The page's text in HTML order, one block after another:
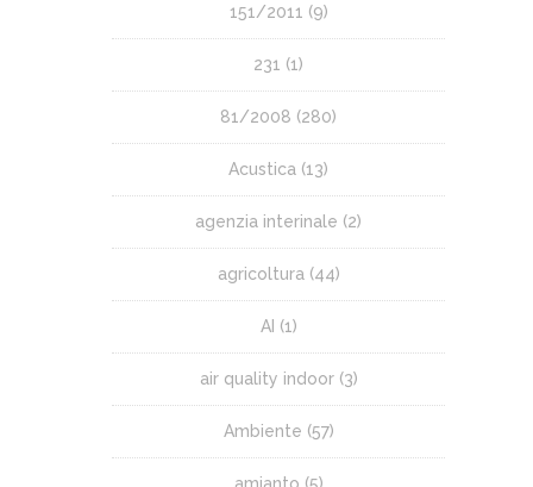
151/2011 (9)
231 (1)
81/2008 (280)
Acustica (13)
agenzia interinale (2)
agricoltura (44)
AI (1)
air quality indoor(3)
Ambiente (57)
amianto (5)